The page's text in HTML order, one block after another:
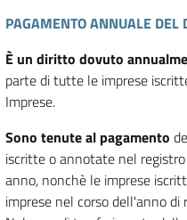
PAGAMENTO ANNUALE DEL
È un diritto dovuto
parte di tutte le imprese
Imprese.
Sono tenute al pagamento
iscritte o annotate nel
anno, nonchè le imprese
imprese nel corso dell'anno di